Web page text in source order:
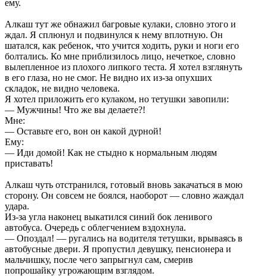
ему.
Алкаш тут же обнажил багровые кулаки, словно этого и
ждал. Я сплюнул и подвинулся к нему вплотную. Он
шатался, как ребенок, что учится ходить, руки и ноги его
болтались. Ко мне приблизилось лицо, нечеткое, словно
вылепленное из плохого липкого теста. Я хотел взглянуть
в его глаза, но не смог. Не видно их из-за опухших
складок, не видно человека.
Я хотел приложить его кулаком, но тетушки завопили:
— Мужчины! Что же вы делаете?!
Мне:
— Оставьте его, вон он какой дурной!
Ему:
— Иди домой! Как не стыдно к нормальным людям
приставать!
Алкаш чуть отстранился, готовый вновь закачаться в мою
сторону. Он совсем не боялся, наоборот — словно жаждал
удара.
Из-за угла наконец выкатился синий бок ленивого
автобуса. Очередь с облегчением вздохнула.
— Опоздал! — ругались на водителя тетушки, врываясь в
автобусные двери. Я пропустил девушку, пенсионера и
мальчишку, после чего запрыгнул сам, смерив
попрошайку угрожающим взглядом.